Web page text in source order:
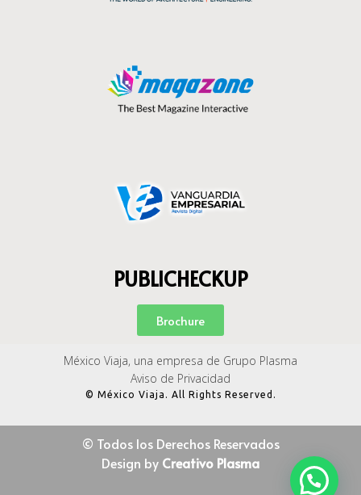
PUBLICHECKUP
Brochure
México Viaja, una empresa de Grupo Plasma
Aviso de Privacidad
© México Viaja. All Rights Reserved.
© Todos los Derechos Reservados
Design by Creativo Plasma